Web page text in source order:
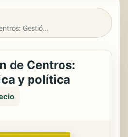
La dirección de Centros: Gestión, ética y política
de Centros:
y política